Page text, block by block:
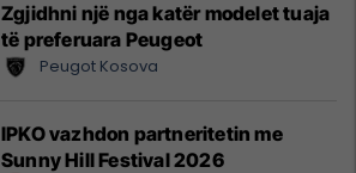
Zgjidhni një nga katër modelet tuaja
të preferuara Peugeot
Peugot Kosova
IPKO vazhdon partneritetin me
Sunny Hill Festival 2026